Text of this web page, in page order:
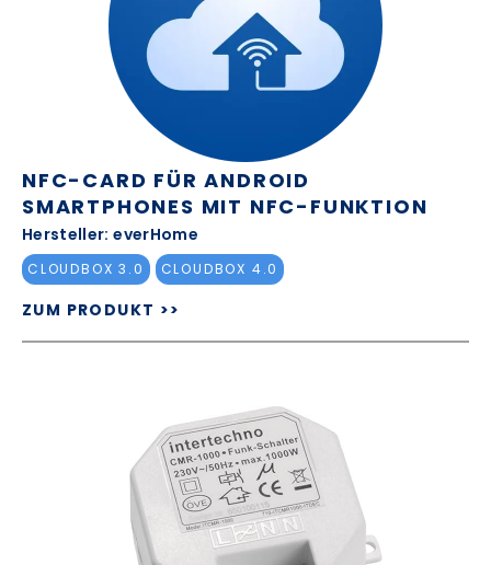
NFC-CARD FÜR ANDROID
SMARTPHONES MIT NFC-FUNKTION
Hersteller: everHome
CLOUDBOX 3.0 CLOUDBOX 4.0
ZUM PRODUKT >>